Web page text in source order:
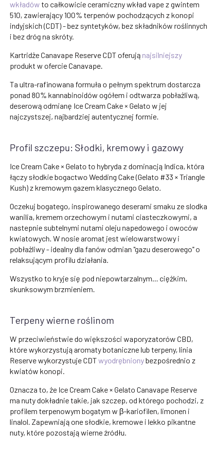
wkładów to całkowicie ceramiczny wkład vape z gwintem
510, zawierający 100% terpenów pochodzących z konopi
indyjskich (CDT) - bez syntetyków, bez składników roślinnych
i bez dróg na skróty.
Kartridże Canavape Reserve CDT oferują najsilniejszy
produkt w ofercie Canavape.
Ta ultra-rafinowana formuła o pełnym spektrum dostarcza
ponad 80% kannabinoidów ogółem i odtwarza pobłażliwą,
deserową odmianę Ice Cream Cake × Gelato w jej
najczystszej, najbardziej autentycznej formie.
Profil szczepu: Słodki, kremowy i gazowy
Ice Cream Cake × Gelato to hybryda z dominacją Indica, która
łączy słodkie bogactwo Wedding Cake (Gelato #33 × Triangle
Kush) z kremowym gazem klasycznego Gelato.
Oczekuj bogatego, inspirowanego deserami smaku ze slodka
wanilia, kremem orzechowym i nutami ciasteczkowymi, a
nastepnie subtelnymi nutami oleju napedowego i owoców
kwiatowych. W nosie aromat jest wielowarstwowy i
pobłażliwy - idealny dla fanów odmian "gazu deserowego" o
relaksującym profilu działania.
Wszystko to kryje się pod niepowtarzalnym... ciężkim,
skunksowym brzmieniem.
Terpeny wierne roślinom
W przeciwieństwie do większości waporyzatorów CBD,
które wykorzystują aromaty botaniczne lub terpeny, linia
Reserve wykorzystuje CDTwyodrębnionybezpośrednio z
kwiatów konopi.
Oznacza to, że Ice Cream Cake × Gelato Canavape Reserve
ma nuty dokładnie takie, jak szczep, od którego pochodzi, z
profilem terpenowym bogatym w β-kariofilen, limonen i
linalol. Zapewniają one słodkie, kremowe i lekko pikantne
nuty, które pozostają wierne źródłu.